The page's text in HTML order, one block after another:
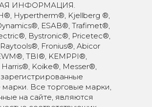
ИНФОРМАЦИЯ.
Hypertherm®, Kjellberg ®,
ESAB®, Trafimet®,
Bystronic®, Pricetec®,
Fronius®, Abicor
TBI®, KEMPPI®,
Koike®, Messer®,
марки. Все торговые марки,
на сайте, являются